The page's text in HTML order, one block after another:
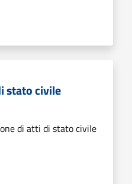
stato civile
di atti di stato civile